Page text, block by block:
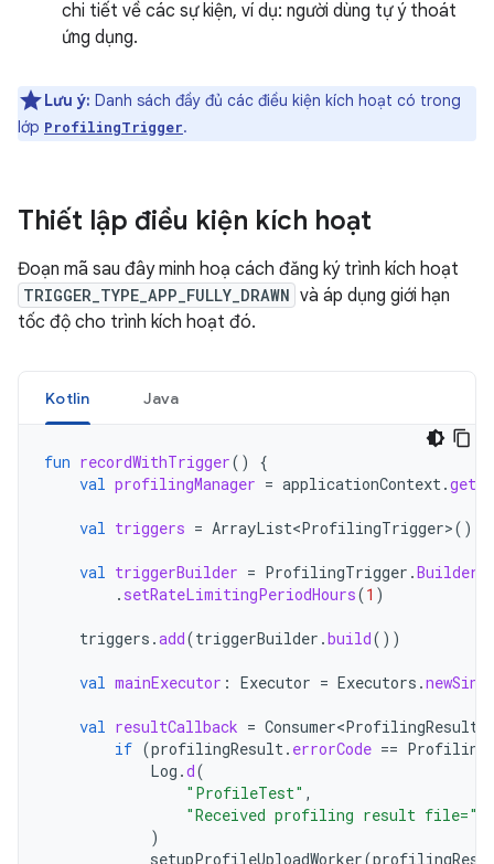
chi tiết về các sự kiện, ví dụ: người dùng tự ý thoát
ứng dụng.
Lưu ý: Danh sách đầy đủ các điều kiện kích hoạt có trong
lớp ProfilingTrigger.
Thiết lập điều kiện kích hoạt
Đoạn mã sau đây minh hoạ cách đăng ký trình kích hoạt
TRIGGER_TYPE_APP_FULLY_DRAWN và áp dụng giới hạn
tốc độ cho trình kích hoạt đó.
Kotlin Java
fun recordWithTrigger()
{
val profilingManager = applicationContext.
val triggers = ArrayList<ProfilingTrigger>()
val triggerBuilder = ProfilingTrigger .Builder
. setRateLimitingPeriodHours(1 )
triggers .add(triggerBuilder .build())
val mainExecutor : Executor = Executors .
val resultCallback = Consumer<ProfilingResult>
if (profilingResult. errorCode ==
Log .d(
"ProfileTest" ,
"Received profiling result file="
)
setupProfileUploadWorker(